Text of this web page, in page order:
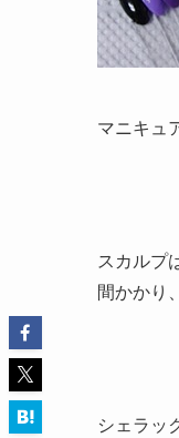
マニキュ
スカルプ
間かかり
シェラッ